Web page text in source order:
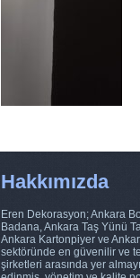
Hakkımızda
Eren Dekorasyon; Ankara
Badana, Ankara Taş Yünü
Ankara Kartonpiyer ve
sektöründe en güvenilir ve
şirketleri arasında yer